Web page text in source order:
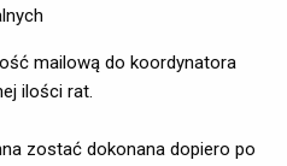
mailową do koordynatora
ilości rat.
zostać dokonana dopiero po